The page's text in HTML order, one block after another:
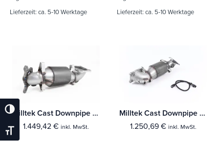
Umschalten Auf Hohe Kontraste
Schrift Vergrößern
Lieferzeit: ca. 5-10 Werktage
Lieferzeit: ca. 5-10 Werktage
Milltek Cast Downpipe with HJS High Flow Sports Cat Honda Civic Type R FK8 2.0 i-VTEC (Both OPF/GPF & Ohne OPF/GPF Modelle)
1.449,42 € inkl. MwSt.
Milltek Cast Downpipe with HJS High Flow Sports Cat Honda Civic Type R FK2 Turbocharged 2.0 litre i-VTEC (Nur Rechtslenker)
1.250,69 € inkl. MwSt.